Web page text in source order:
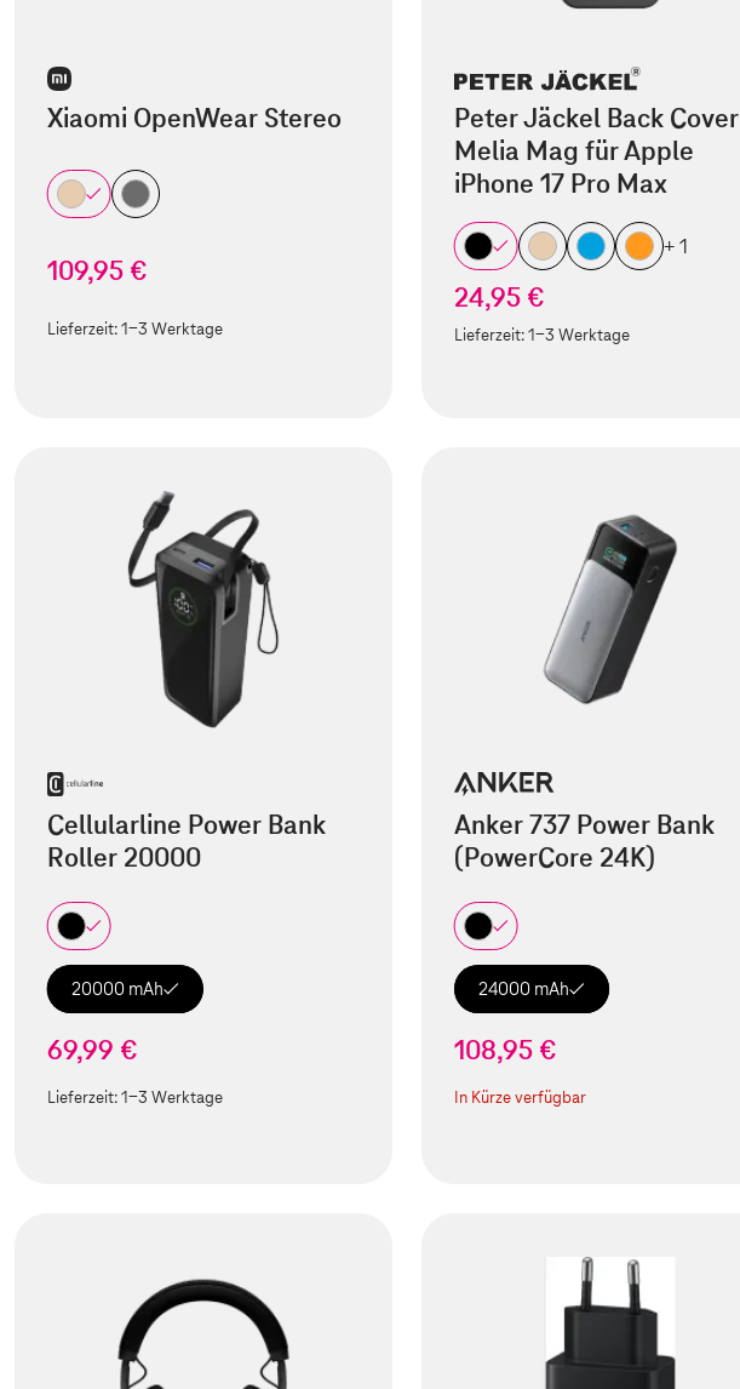
Xiaomi OpenWear Stereo
109,95 €
Lieferzeit:1-3 Werktage
Peter Jäckel Back Cover
Melia Mag für Apple
iPhone 17 Pro Max
+ 1
24,95 €
Lieferzeit:1-3 Werktage
Cellularline Power Bank
Roller 20000
20000 mAh
69,99 €
Lieferzeit:1-3 Werktage
Anker 737 Power Bank
(PowerCore 24K)
24000 mAh
108,95 €
In Kürze verfügbar